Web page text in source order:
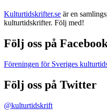
Kulturtidskrifter.se är en
kulturtidskrifter. Följ med!
Följ oss på
Föreningen för Sveriges
Följ oss på Twitter
@kulturtidskrift